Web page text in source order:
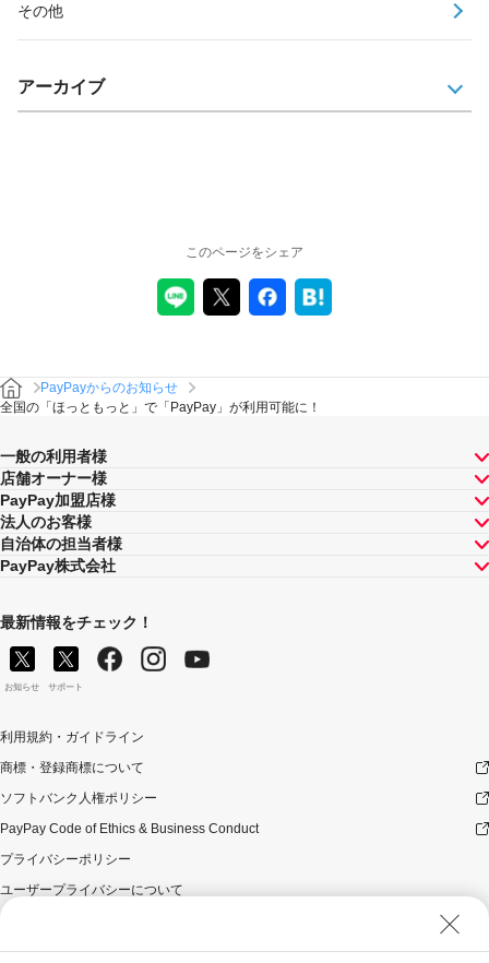
その他
アーカイブ
このページをシェア
PayPayからのお知らせ
全国の「ほっともっと」で「PayPay」が利⽤可能に！
一般の利用者様
店舗オーナー様
PayPay加盟店様
法人のお客様
自治体の担当者様
PayPay株式会社
最新情報をチェック！
お知らせ サポート
利用規約・ガイドライン
商標・登録商標について
ソフトバンク人権ポリシー
PayPay Code of Ethics & Business Conduct
プライバシーポリシー
ユーザープライバシーについて
ウェブサイト利用規約